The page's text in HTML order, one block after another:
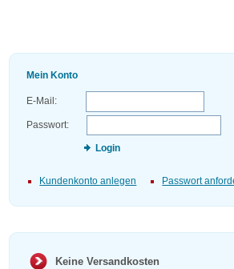
Mein Konto
E-Mail:
Passwort:
Login
Kundenkonto anlegen Passwort
Keine Versandkosten